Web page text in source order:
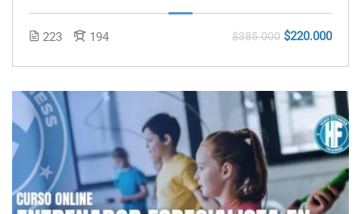
223 194 $385.000 $220.000